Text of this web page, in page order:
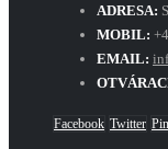
ADRESA:
MOBIL:
EMAIL:
Facebook Twitter